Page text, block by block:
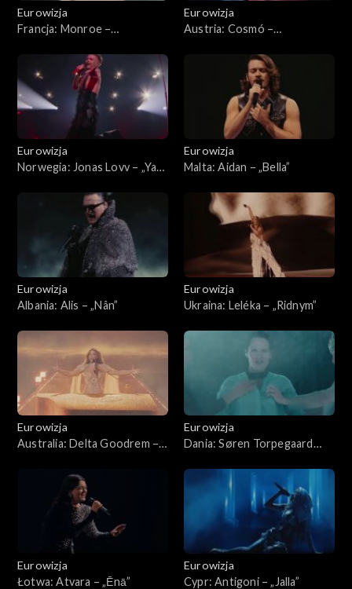
Eurowizja
Francja: Monroe –
Eurowizja
Austria: Cosmó –
Eurowizja
Norwegia: Jonas Lovv – „Ya
Eurowizja
Malta: Aidan – „Bella ”
Eurowizja
Albania: Alis – „Nân”
Eurowizja
Ukraina: Leléka – „Ridnym ”
Eurowizja
Australia: Delta Goodrem –
Eurowizja
Dania: Søren Torpegaard
Eurowizja
Łotwa: Atvara – „Ēnā ”
Eurowizja
Cypr: Antigoni – „Jalla”